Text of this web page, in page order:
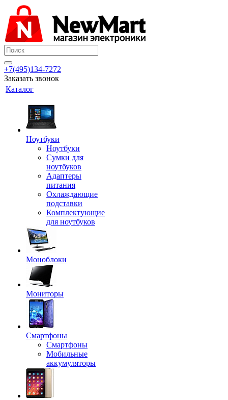
+7(495)134-7272
Заказать звонок
Каталог
Ноутбуки
Ноутбуки
Сумки для
ноутбуков
Адаптеры
питания
Охлаждающие
подставки
Комплектующие
для ноутбуков
Моноблоки
Мониторы
Смартфоны
Смартфоны
Мобильные
аккумуляторы